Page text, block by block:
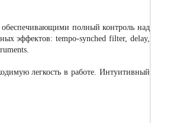
обеспечивающими полный контроль над
эффектов: tempo-synched filter, delay,
легкость в работе. Интуитивный